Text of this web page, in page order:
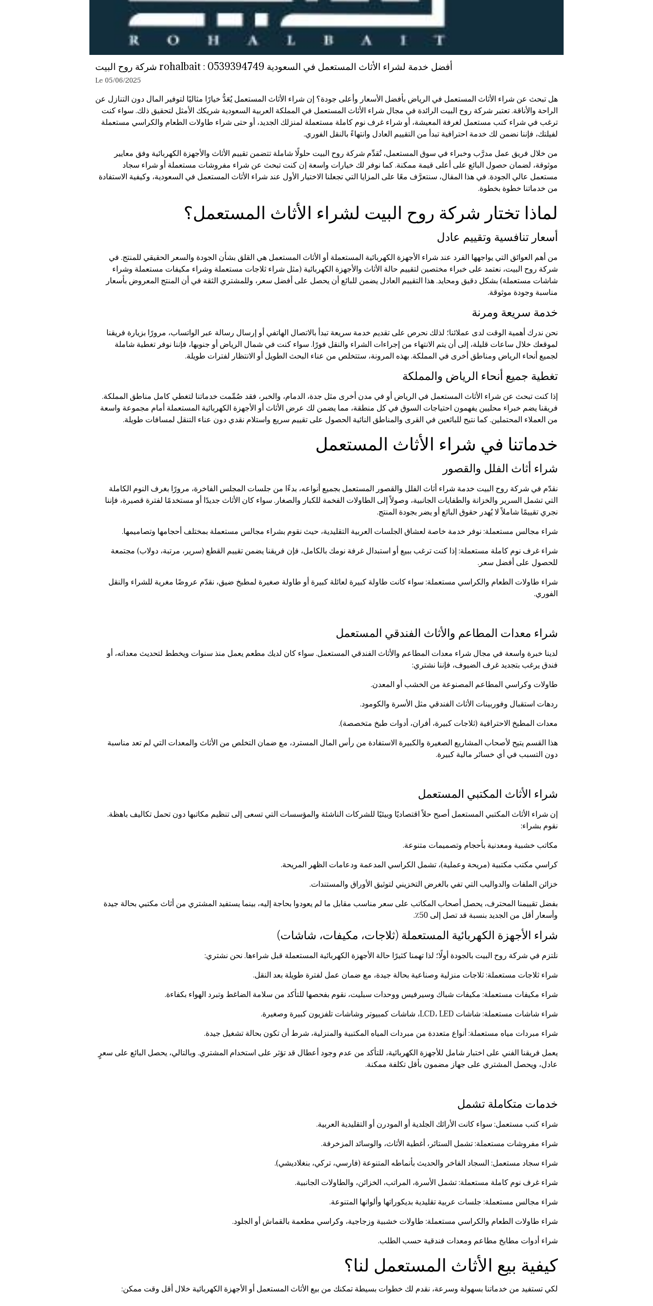
شركة روح البيت rohalbait : أفضل خدمة لشراء الأثاث المستعمل في السعودية 0539394749
Le 05/06/2025
هل تبحث عن شراء الأثاث المستعمل في الرياض بأفضل الأسعار وأعلى جودة؟ إن شراء الأثاث المستعمل يُعَدُّ خيارًا مثاليًا لتوفير المال دون التنازل عن
الراحة والأناقة. تعتبر شركة روح البيت الرائدة في مجال شراء الأثاث المستعمل في المملكة العربية السعودية شريكك الأمثل لتحقيق ذلك. سواء كنت
ترغب في شراء كنب مستعمل لغرفة المعيشة، أو شراء غرف نوم كاملة مستعملة لمنزلك الجديد، أو حتى شراء طاولات الطعام والكراسي مستعملة
لفيلتك، فإننا نضمن لك خدمة احترافية تبدأ من التقييم العادل وانتهاءً بالنقل الفوري.
من خلال فريق عمل مدرَّب وخبراء في سوق المستعمل، تُقدِّم شركة روح البيت حلولًا شاملة تتضمن تقييم الأثاث والأجهزة الكهربائية وفق معايير
موثوقة، لضمان حصول البائع على أعلى قيمة ممكنة. كما نوفر لك خيارات واسعة إن كنت تبحث عن شراء مفروشات مستعملة أو شراء سجاد
مستعمل عالي الجودة. في هذا المقال، سنتعرَّف معًا على المزايا التي تجعلنا الاختيار الأول عند شراء الأثاث المستعمل في السعودية، وكيفية الاستفادة
من خدماتنا خطوة بخطوة.
لماذا تختار شركة روح البيت لشراء الأثاث المستعمل؟
أسعار تنافسية وتقييم عادل
من أهم العوائق التي يواجهها الفرد عند شراء الأجهزة الكهربائية المستعملة أو الأثاث المستعمل هي القلق بشأن الجودة والسعر الحقيقي للمنتج. في
شركة روح البيت، نعتمد على خبراء مختصين لتقييم حالة الأثاث والأجهزة الكهربائية (مثل شراء ثلاجات مستعملة وشراء مكيفات مستعملة وشراء
شاشات مستعملة) بشكل دقيق ومحايد. هذا التقييم العادل يضمن للبائع أن يحصل على أفضل سعر، وللمشتري الثقة في أن المنتج المعروض بأسعار
مناسبة وجودة موثوقة.
خدمة سريعة ومرنة
نحن ندرك أهمية الوقت لدى عملائنا؛ لذلك نحرص على تقديم خدمة سريعة تبدأ بالاتصال الهاتفي أو إرسال رسالة عبر الواتساب، مرورًا بزيارة فريقنا
لموقعك خلال ساعات قليلة، إلى أن يتم الانتهاء من إجراءات الشراء والنقل فورًا. سواء كنت في شمال الرياض أو جنوبها، فإننا نوفر تغطية شاملة
لجميع أنحاء الرياض ومناطق أخرى في المملكة. بهذه المرونة، ستتخلص من عناء البحث الطويل أو الانتظار لفترات طويلة.
تغطية جميع أنحاء الرياض والمملكة
إذا كنت تبحث عن شراء الأثاث المستعمل في الرياض أو في مدن أخرى مثل جدة، الدمام، والخبر، فقد صُمِّمت خدماتنا لتغطي كامل مناطق المملكة.
فريقنا يضم خبراء محليين يفهمون احتياجات السوق في كل منطقة، مما يضمن لك عرض الأثاث أو الأجهزة الكهربائية المستعملة أمام مجموعة واسعة
من العملاء المحتملين. كما نتيح للبائعين في القرى والمناطق النائية الحصول على تقييم سريع واستلام نقدي دون عناء التنقل لمسافات طويلة.
خدماتنا في شراء الأثاث المستعمل
شراء أثاث الفلل والقصور
نقدّم في شركة روح البيت خدمة شراء أثاث الفلل والقصور المستعمل بجميع أنواعه، بدءًا من جلسات المجلس الفاخرة، مرورًا بغرف النوم الكاملة
التي تشمل السرير والخزانة والطفايات الجانبية، وصولاً إلى الطاولات الفخمة للكبار والصغار. سواء كان الأثاث جديدًا أو مستخدمًا لفترة قصيرة، فإننا
نجري تقييمًا شاملاً لا يُهدر حقوق البائع أو يضر بجودة المنتج.
شراء مجالس مستعملة: نوفر خدمة خاصة لعشاق الجلسات العربية التقليدية، حيث نقوم بشراء مجالس مستعملة بمختلف أحجامها وتصاميمها.
شراء غرف نوم كاملة مستعملة: إذا كنت ترغب ببيع أو استبدال غرفة نومك بالكامل، فإن فريقنا يضمن تقييم القطع (سرير، مرتبة، دولاب) مجتمعة
للحصول على أفضل سعر.
شراء طاولات الطعام والكراسي مستعملة: سواء كانت طاولة كبيرة لعائلة كبيرة أو طاولة صغيرة لمطبخ ضيق، نقدّم عروضًا مغرية للشراء والنقل
الفوري.
شراء معدات المطاعم والأثاث الفندقي المستعمل
لدينا خبرة واسعة في مجال شراء معدات المطاعم والأثاث الفندقي المستعمل. سواء كان لديك مطعم يعمل منذ سنوات ويخطط لتحديث معداته، أو
فندق يرغب بتجديد غرف الضيوف، فإننا نشتري:
طاولات وكراسي المطاعم المصنوعة من الخشب أو المعدن.
ردهات استقبال وفوربينات الأثاث الفندقي مثل الأسرة والكومود.
معدات المطبخ الاحترافية (ثلاجات كبيرة، أفران، أدوات طبخ متخصصة).
هذا القسم يتيح لأصحاب المشاريع الصغيرة والكبيرة الاستفادة من رأس المال المسترد، مع ضمان التخلص من الأثاث والمعدات التي لم تعد مناسبة
دون التسبب في أي خسائر مالية كبيرة.
شراء الأثاث المكتبي المستعمل
إن شراء الأثاث المكتبي المستعمل أصبح حلاً اقتصاديًا وبيئيًا للشركات الناشئة والمؤسسات التي تسعى إلى تنظيم مكاتبها دون تحمل تكاليف باهظة.
نقوم بشراء:
مكاتب خشبية ومعدنية بأحجام وتصميمات متنوعة.
كراسي مكتب مكتبية (مريحة وعملية)، تشمل الكراسي المدعمة ودعامات الظهر المريحة.
خزائن الملفات والدواليب التي تفي بالغرض التخزيني لتوثيق الأوراق والمستندات.
بفضل تقييمنا المحترف، يحصل أصحاب المكاتب على سعر مناسب مقابل ما لم يعودوا بحاجة إليه، بينما يستفيد المشتري من أثاث مكتبي بحالة جيدة
وأسعار أقل من الجديد بنسبة قد تصل إلى 50٪.
شراء الأجهزة الكهربائية المستعملة (ثلاجات، مكيفات، شاشات)
نلتزم في شركة روح البيت بالجودة أولًا؛ لذا تهمنا كثيرًا حالة الأجهزة الكهربائية المستعملة قبل شراءها. نحن نشتري:
شراء ثلاجات مستعملة: ثلاجات منزلية وصناعية بحالة جيدة، مع ضمان عمل لفترة طويلة بعد النقل.
شراء مكيفات مستعملة: مكيفات شباك وسيرفيس ووحدات سبليت، نقوم بفحصها للتأكد من سلامة الضاغط وتبرد الهواء بكفاءة.
شراء شاشات مستعملة: شاشات LCD، LED، شاشات كمبيوتر وشاشات تلفزيون كبيرة وصغيرة.
شراء مبردات مياه مستعملة: أنواع متعددة من مبردات المياه المكتبية والمنزلية، شرط أن تكون بحالة تشغيل جيدة.
يعمل فريقنا الفني على اختبار شامل للأجهزة الكهربائية، للتأكد من عدم وجود أعطال قد تؤثر على استخدام المشتري. وبالتالي، يحصل البائع على سعرٍ
عادل، ويحصل المشتري على جهاز مضمون بأقل تكلفة ممكنة.
خدمات متكاملة تشمل
شراء كنب مستعمل: سواء كانت الأرائك الجلدية أو المودرن أو التقليدية العربية.
شراء مفروشات مستعملة: تشمل الستائر، أغطية الأثاث، والوسائد المزخرفة.
شراء سجاد مستعمل: السجاد الفاخر والحديث بأنماطه المتنوعة (فارسي، تركي، بنغلاديشي).
شراء غرف نوم كاملة مستعملة: تشمل الأسرة، المراتب، الخزائن، والطاولات الجانبية.
شراء مجالس مستعملة: جلسات عربية تقليدية بديكوراتها وألوانها المتنوعة.
شراء طاولات الطعام والكراسي مستعملة: طاولات خشبية وزجاجية، وكراسي مطعمة بالقماش أو الجلود.
شراء أدوات مطابخ مطاعم ومعدات فندقية حسب الطلب.
كيفية بيع الأثاث المستعمل لنا؟
لكي تستفيد من خدماتنا بسهولة وسرعة، نقدم لك خطوات بسيطة تمكنك من بيع الأثاث المستعمل أو الأجهزة الكهربائية خلال أقل وقت ممكن: